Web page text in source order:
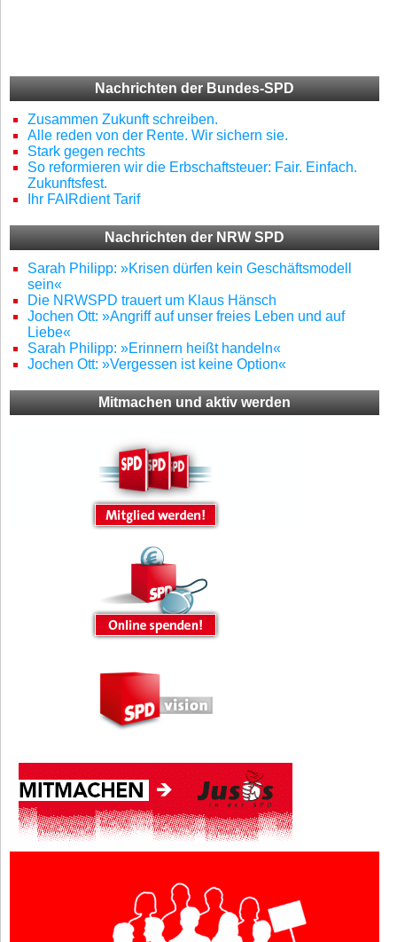
Nachrichten der Bundes-SPD
Zusammen Zukunft schreiben.
Alle reden von der Rente. Wir sichern sie.
Stark gegen rechts
So reformieren wir die Erbschaftsteuer: Fair. Einfach.
Zukunftsfest.
Ihr FAIRdient Tarif
Nachrichten der NRW SPD
Sarah Philipp: »Krisen dürfen kein Geschäftsmodell
sein«
Die NRWSPD trauert um Klaus Hänsch
Jochen Ott: »Angriff auf unser freies Leben und auf
Liebe«
Sarah Philipp: »Erinnern heißt handeln«
Jochen Ott: »Vergessen ist keine Option«
Mitmachen und aktiv werden